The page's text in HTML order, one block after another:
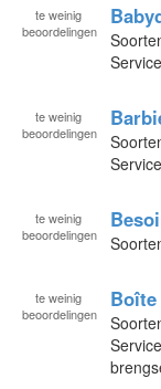
te weinig
beoordelingen
te weinig
beoordelingen
te weinig
beoordelingen
te weinig
beoordelingen